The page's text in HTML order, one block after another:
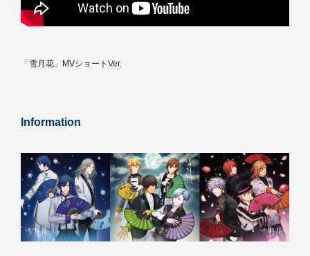
「雪月花」MVショートVer.
Information